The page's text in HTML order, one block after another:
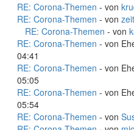
RE: Corona-Themen - von
RE: Corona-Themen - von
RE: Corona-Themen - von
RE: Corona-Themen - von
04:41
RE: Corona-Themen - von
05:05
RE: Corona-Themen - von
05:54
RE: Corona-Themen - von